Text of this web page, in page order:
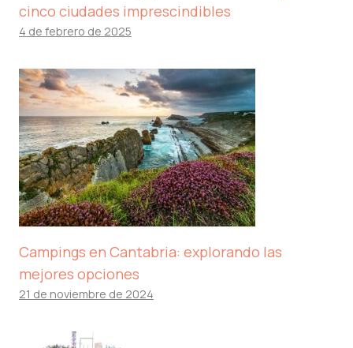
cinco ciudades imprescindibles
4 de febrero de 2025
Campings en Cantabria: explorando las
mejores opciones
21 de noviembre de 2024